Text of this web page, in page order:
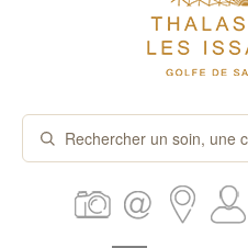
SOINS À LA CARTE
ABONNEMENTS
PROMOS